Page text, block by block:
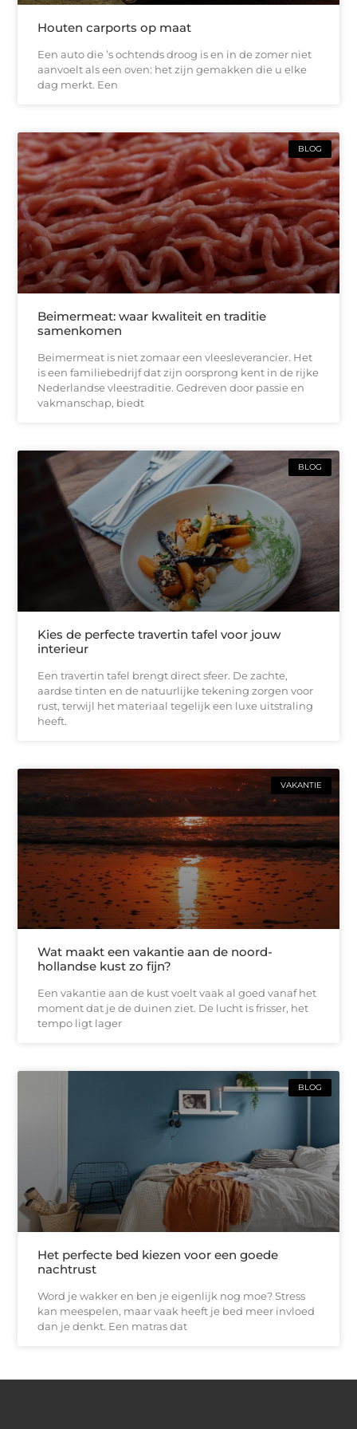
Houten carports op maat
Een auto die ’s ochtends droog is en in de zomer niet
aanvoelt als een oven: het zijn gemakken die u elke
dag merkt. Een
BLOG
Beimermeat: waar kwaliteit en traditie
samenkomen
Beimermeat is niet zomaar een vleesleverancier. Het
is een familiebedrijf dat zijn oorsprong kent in de rijke
Nederlandse vleestraditie. Gedreven door passie en
vakmanschap, biedt
BLOG
Kies de perfecte travertin tafel voor jouw
interieur
Een travertin tafel brengt direct sfeer. De zachte,
aardse tinten en de natuurlijke tekening zorgen voor
rust, terwijl het materiaal tegelijk een luxe uitstraling
heeft.
VAKANTIE
Wat maakt een vakantie aan de noord-
hollandse kust zo fijn?
Een vakantie aan de kust voelt vaak al goed vanaf het
moment dat je de duinen ziet. De lucht is frisser, het
tempo ligt lager
BLOG
Het perfecte bed kiezen voor een goede
nachtrust
Word je wakker en ben je eigenlijk nog moe? Stress
kan meespelen, maar vaak heeft je bed meer invloed
dan je denkt. Een matras dat